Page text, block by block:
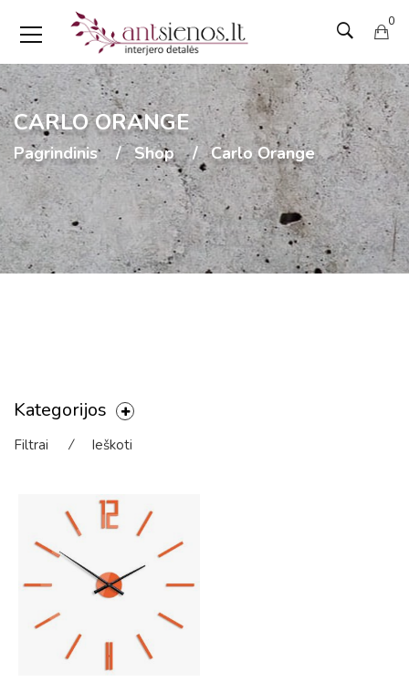
0
CARLO ORANGE
Pagrindinis Shop Carlo Orange
Kategorijos
Filtrai ⁄ Ieškoti